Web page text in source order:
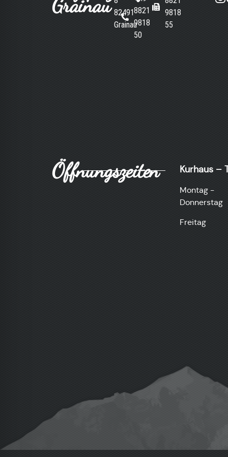
Grainau 82491
Grainau
8821
9818
50
9818
55
Öffnungszeiten Kurhaus –
Montag -
Donnerstag
Freitag